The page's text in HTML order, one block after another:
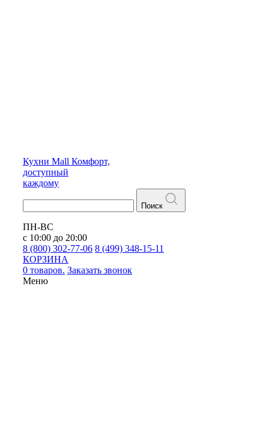
Кухни Mall Комфорт,
доступный
каждому
Поиск
ПН-ВС
с 10:00 до 20:00
8 (800) 302-77-06 8 (499) 348-15-11
КОРЗИНА
0 товаров. Заказать звонок
Меню